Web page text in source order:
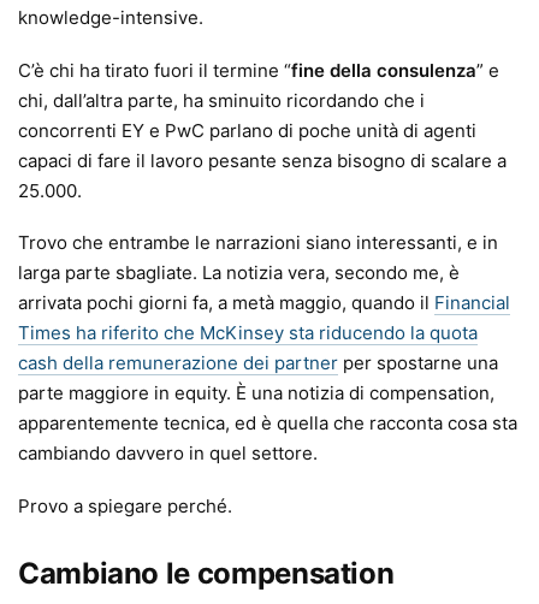
knowledge-intensive.
C’è chi ha tirato fuori il termine “fine della consulenza” e
chi, dall’altra parte, ha sminuito ricordando che i
concorrenti EY e PwC parlano di poche unità di agenti
capaci di fare il lavoro pesante senza bisogno di scalare a
25.000.
Trovo che entrambe le narrazioni siano interessanti, e in
larga parte sbagliate. La notizia vera, secondo me, è
arrivata pochi giorni fa, a metà maggio, quando il Financial
Times ha riferito che McKinsey sta riducendo la quota
cash della remunerazione dei partner per spostarne una
parte maggiore in equity. È una notizia di compensation,
apparentemente tecnica, ed è quella che racconta cosa sta
cambiando davvero in quel settore.
Provo a spiegare perché.
Cambiano le compensation